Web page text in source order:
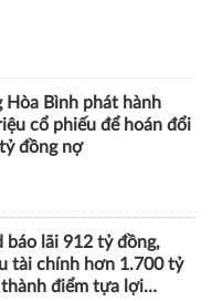
Hòa Bình phát hành
cổ phiếu để hoán đổi
đồng nợ
báo lãi 912 tỷ đồng,
tài chính hơn 1.700 tỷ
điểm tựa lợi